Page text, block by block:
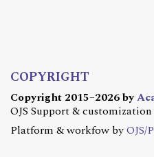
COPYRIGHT
Copyright 2015–2026 by
OJS Support &
Platform & workfow byOJS/